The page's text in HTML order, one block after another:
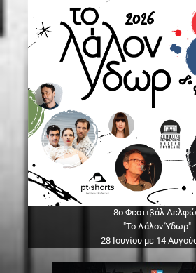
8ο Φεστιβάλ
"Το Λάλον Ύδωρ"
28 Ιουνίου με 14